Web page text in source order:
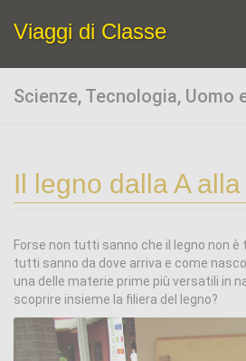
Viaggi di Classe
Scienze, Tecnologia, Uomo
Il legno dalla A alla
Forse non tutti sanno che il legno non
tutti sanno da dove arriva e come
una delle materie prime più versatili in
scoprire insieme la filiera del legno?